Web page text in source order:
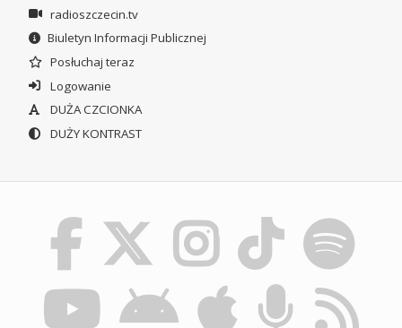
radioszczecin.tv
Biuletyn Informacji Publicznej
Posłuchaj teraz
Logowanie
DUŻA CZCIONKA
DUŻY KONTRAST